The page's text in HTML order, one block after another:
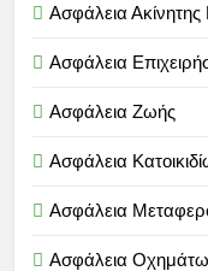
Ασφάλεια Ακίνητης
Ασφάλεια
Ασφάλεια Ζωής
Ασφάλεια
Ασφάλεια
Ασφάλεια